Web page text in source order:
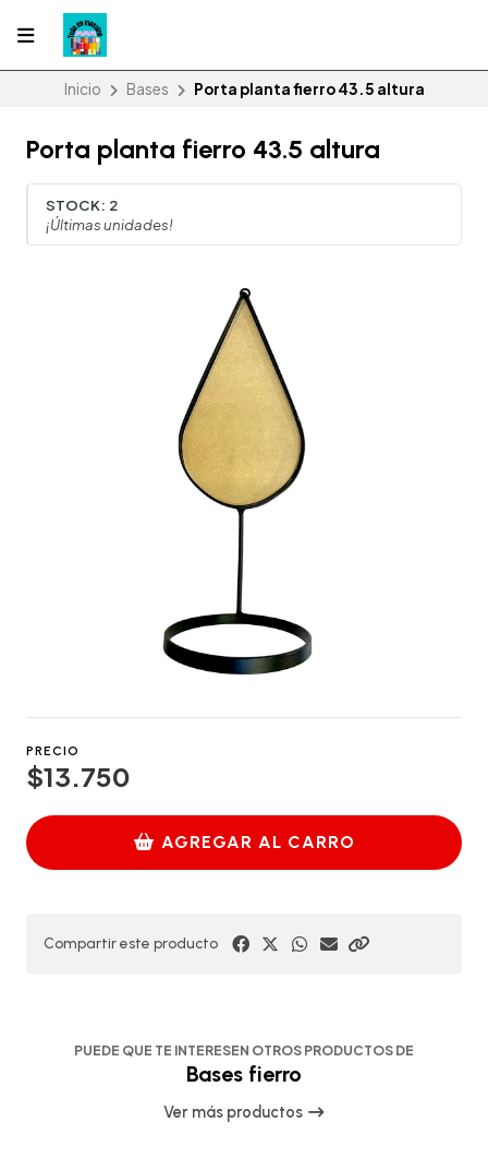
Inicio Bases Porta planta fierro 43.5 altura
Porta planta fierro 43.5 altura
STOCK: 2
¡Últimas unidades!
PRECIO
$13.750
AGREGAR AL CARRO
Compartir este producto
PUEDE QUE TE INTERESEN OTROS PRODUCTOS DE
Bases fierro
Ver más productos